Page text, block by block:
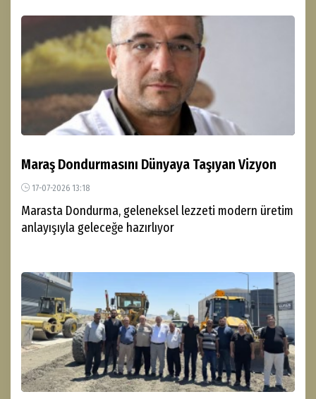
Maraş Dondurmasını Dünyaya Taşıyan Vizyon
17-07-2026 13:18
Marasta Dondurma, geleneksel lezzeti modern üretim
anlayışıyla geleceğe hazırlıyor